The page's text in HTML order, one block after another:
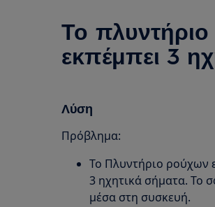
Το
εκπέμπει 3
Λύση
Πρόβλημα:
Το Πλυντήριο ρούχων
3 ηχητικά σήματα. Το
μέσα στη συσκευή.